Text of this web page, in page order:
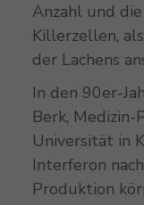
Anzahl und
Killerzellen,
der Lachens
In den 90er-
Berk, Medizin-
Universität in
Interferon
Produktion